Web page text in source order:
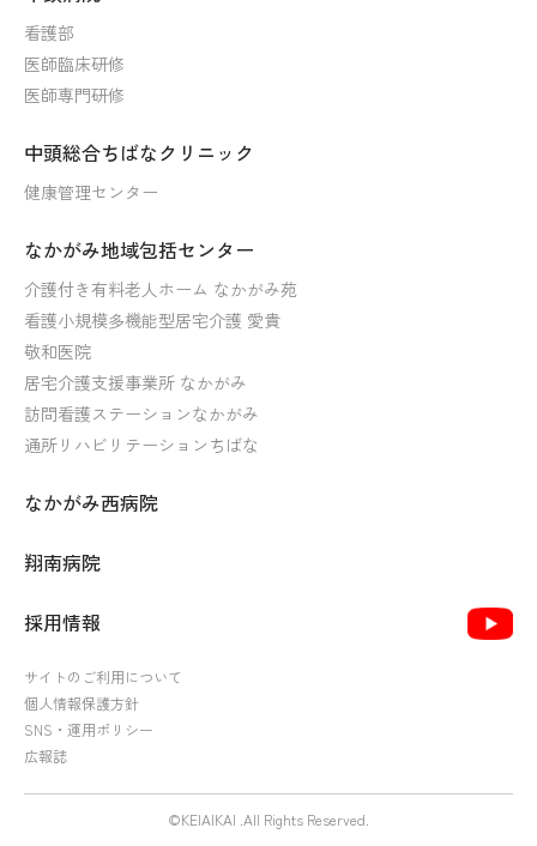
看護部
医師臨床研修
医師専門研修
中頭総合ちばなクリニック
健康管理センター
なかがみ地域包括センター
介護付き有料老人ホーム なかがみ苑
看護小規模多機能型居宅介護 愛貴
敬和医院
居宅介護支援事業所 なかがみ
訪問看護ステーションなかがみ
通所リハビリテーションちばな
なかがみ西病院
翔南病院
採用情報
サイトのご利用について
個人情報保護方針
SNS・運用ポリシー
広報誌
©KEIAIKAI .All Rights Reserved.